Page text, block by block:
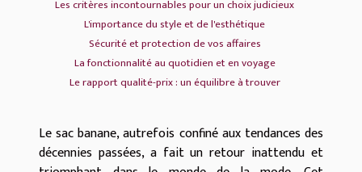
Les critères incontournables pour un choix judicieux
L'importance du style et de l'esthétique
Sécurité et protection de vos affaires
La fonctionnalité au quotidien et en voyage
Le rapport qualité-prix : un équilibre à trouver
Le sac banane, autrefois confiné aux tendances des
décennies passées, a fait un retour inattendu et